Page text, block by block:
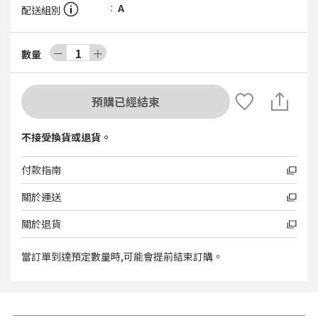
配送組別
A
數量 － 1 ＋
預購已經結束
不接受換貨或退貨。
付款指南
關於運送
關於退貨
當訂單到達預定數量時,可能會提前結束訂購。